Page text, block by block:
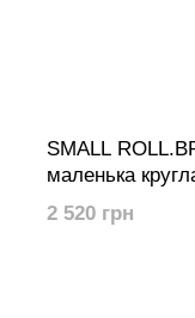
SMALL
маленька
2 520 грн